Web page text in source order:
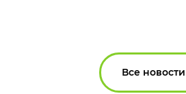
Все новости